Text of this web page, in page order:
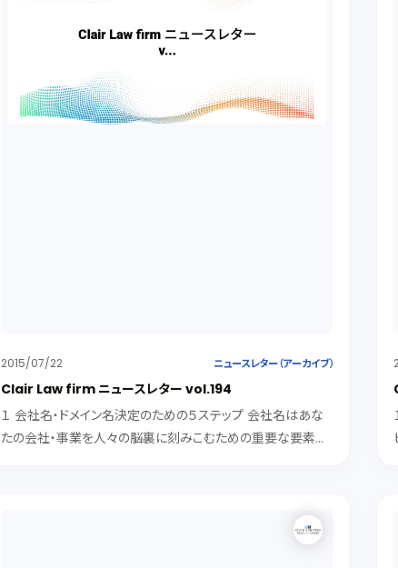
2015/07/22 ニュースレター（アーカイブ）
Clair Law firm ニュースレター vol.194
１ 会社名・ドメイン名決定のための５ステップ 会社名はあな
たの会社・事業を人々の脳裏に刻みこむための重要な要素で